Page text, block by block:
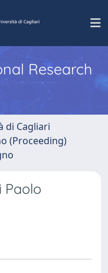
Research
di Cagliari
(Proceeding)
Paolo